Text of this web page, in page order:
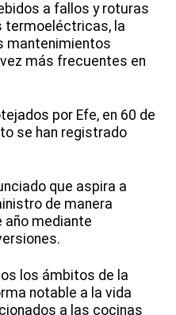
a fallos y roturas
termoeléctricas, la
mantenimientos
más frecuentes en
por Efe, en 60 de
se han registrado
que aspira a
de manera
año mediante
los ámbitos de la
notable a la vida
a las cocinas